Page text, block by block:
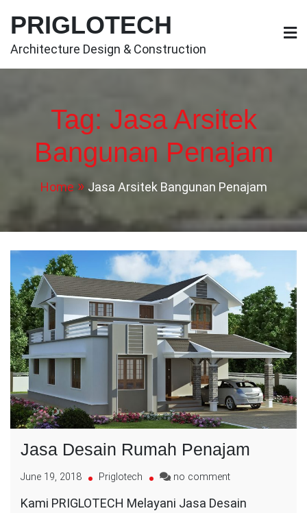
content
PRIGLOTECH
Architecture Design & Construction
Tag: Jasa Arsitek
Bangunan Penajam
Home Jasa Arsitek Bangunan Penajam
Jasa Desain Rumah Penajam
June 19, 2018 Priglotech no commenton
Desain
Kami PRIGLOTECH Melayani Jasa Desain